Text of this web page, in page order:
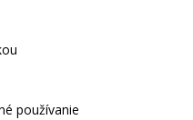
používanie